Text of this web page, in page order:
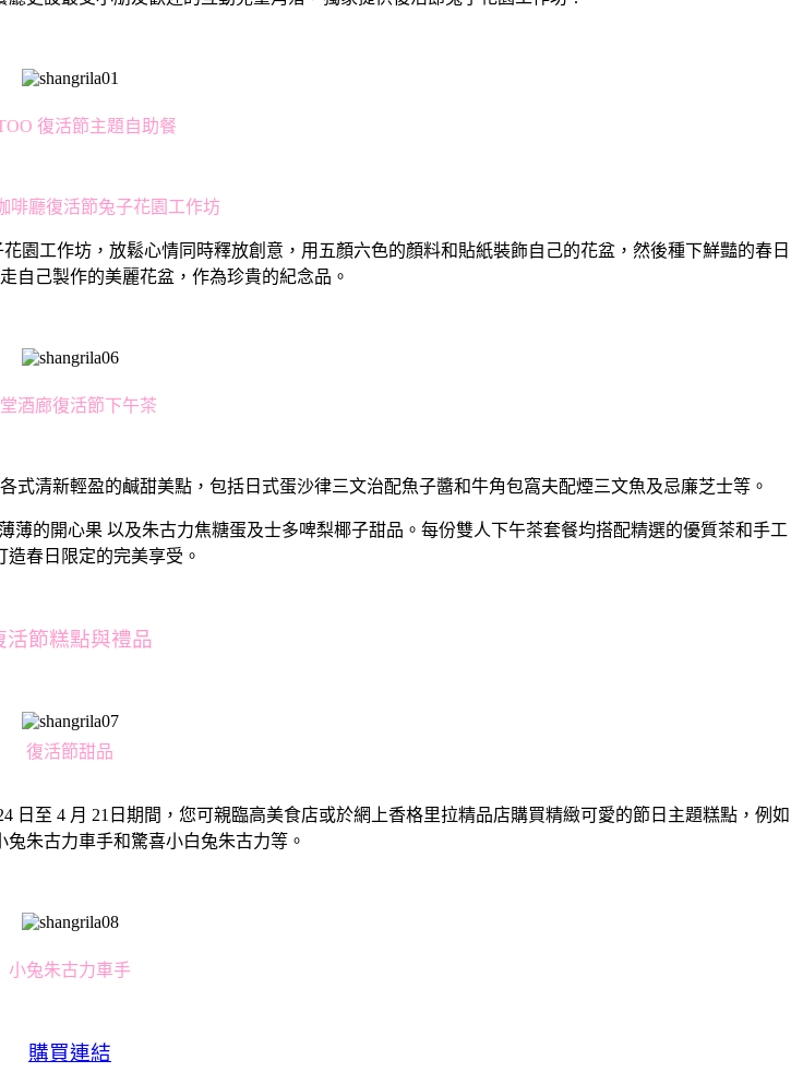
復活節主題自助餐
啡廳復活節兔子花園工作坊
園工作坊，放鬆心情同時釋放創意，用五顏六色的顏料和貼紙裝飾自己的花盆，然後種下鮮豔的春日
自己製作的美麗花盆，作為珍貴的紀念品。
酒廊復活節下午茶
式清新輕盈的鹹甜美點，包括日式蛋沙律三文治配魚子醬和牛角包窩夫配煙三文魚及忌廉芝士等。
的開心果 以及朱古力焦糖蛋及士多啤梨椰子甜品。每份雙人下午茶套餐均搭配精選的優質茶和手工
造春日限定的完美享受。
活節糕點與禮品
復活節甜品
至 4 月 21日期間，您可親臨高美食店或於網上香格里拉精品店購買精緻可愛的節日主題糕點，例如
朱古力車手和驚喜小白兔朱古力等。
小兔朱古力車手
購買連結